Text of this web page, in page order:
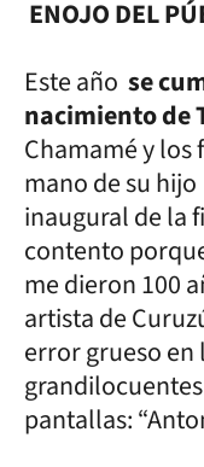
ENOJO DEL
Este año se
nacimiento de
Chamamé y los
mano de su hijo
inaugural de la
contento
me dieron 100
artista de
error grueso en
pantallas: